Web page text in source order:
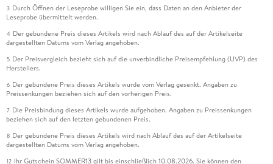
3 Durch Öffnen der Leseprobe willigen Sie ein, dass Daten an den Anbieter der
Leseprobe übermittelt werden.
4 Der gebundene Preis dieses Artikels wird nach Ablauf des auf der Artikelseite
dargestellten Datums vom Verlag angehoben.
5 Der Preisvergleich bezieht sich auf die unverbindliche Preisempfehlung (UVP) des
Herstellers.
6 Der gebundene Preis dieses Artikels wurde vom Verlag gesenkt. Angaben zu
Preissenkungen beziehen sich auf den vorherigen Preis.
7 Die Preisbindung dieses Artikels wurde aufgehoben. Angaben zu Preissenkungen
beziehen sich auf den letzten gebundenen Preis.
8 Der gebundene Preis dieses Artikels wird nach Ablauf des auf der Artikelseite
dargestellten Datums vom Verlag angehoben.
12 Ihr Gutschein SOMMER13 gilt bis einschließlich 10.08.2026. Sie können den